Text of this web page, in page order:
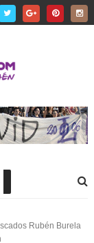
Rubén Burela